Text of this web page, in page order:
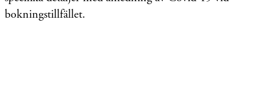
bokningstillfället.